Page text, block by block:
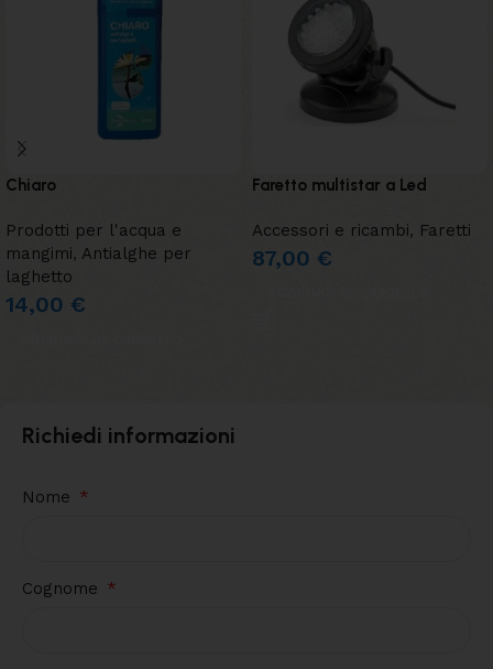
Chiaro
Prodotti per l'acqua e
mangimi, Antialghe per
laghetto
14,00 €
Faretto multistar a Led
Accessori e ricambi, Faretti
87,00 €
Richiedi informazioni
Nome
Cognome